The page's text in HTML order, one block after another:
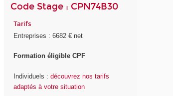
Code Stage : CPN74B30
Tarifs
Entreprises : 6682 € net
Formation éligible CPF
Individuels :découvrez nos tarifs
adaptés à votre situation